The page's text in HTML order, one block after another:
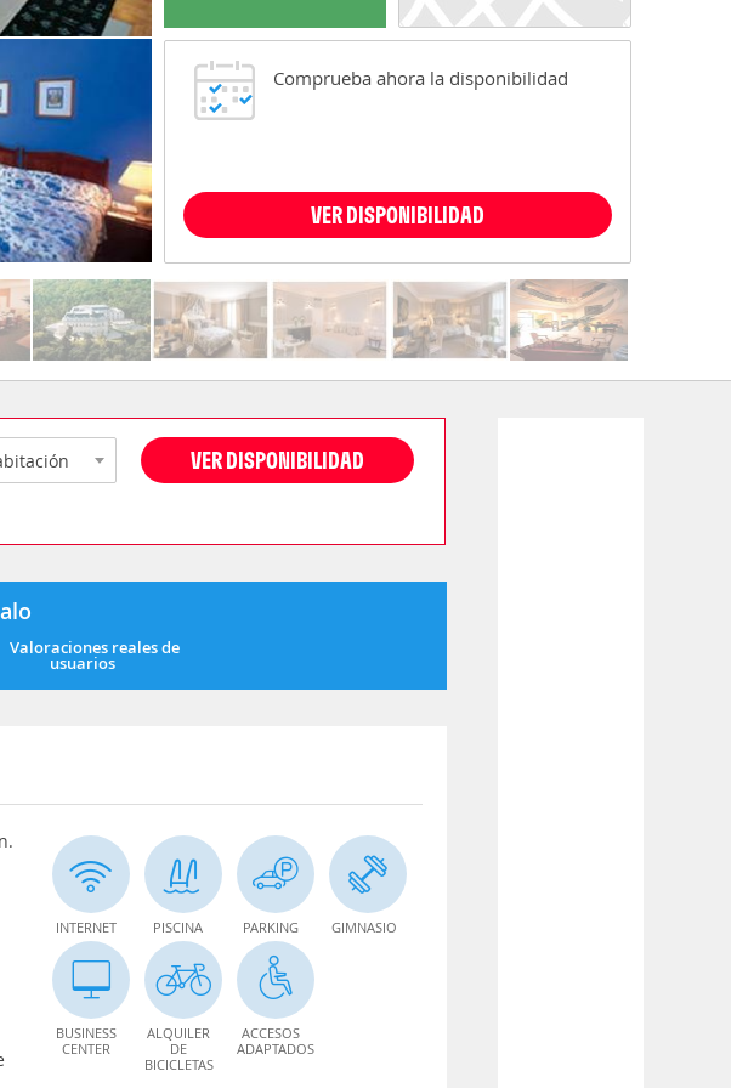
Comprueba ahora la disponibilidad
VER DISPONIBILIDAD
VER DISPONIBILIDAD
Valoraciones reales de
usuarios
INTERNET PISCINA PARKING GIMNASIO
BUSINESS
CENTER
ALQUILER
DE
BICICLETAS
ACCESOS
ADAPTADOS